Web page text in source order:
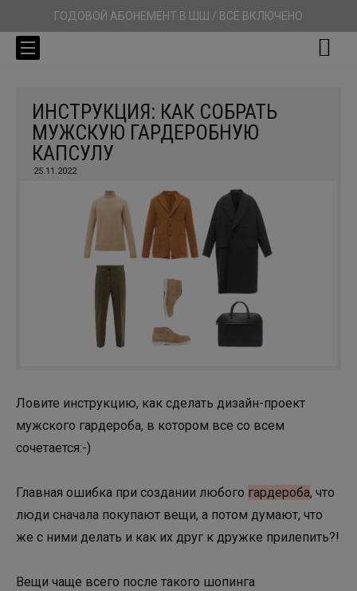
ГОДОВОЙ АБОНЕМЕНТ В ШШ / ВСЁ ВКЛЮЧЕНО
ИНСТРУКЦИЯ: КАК СОБРАТЬ
МУЖСКУЮ ГАРДЕРОБНУЮ
КАПСУЛУ
25.11.2022
Ловите инструкцию, как сделать дизайн-проект
мужского гардероба, в котором все со всем
сочетается:-)
Главная ошибка при создании любого гардероба, что
люди сначала покупают вещи, а потом думают, что
же с ними делать и как их друг к дружке прилепить?!
Вещи чаще всего после такого шопинга